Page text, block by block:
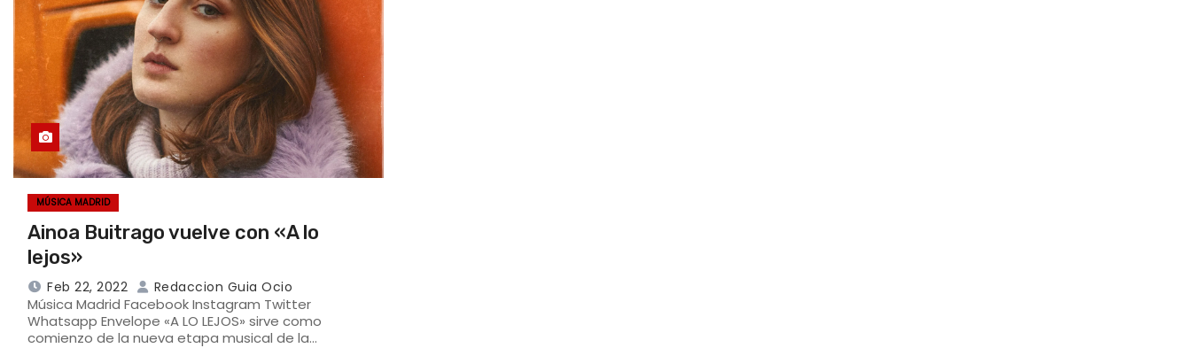
MÚSICA MADRID
Ainoa Buitrago vuelve con «A lo
lejos»
Feb 22, 2022 Redaccion Guia Ocio
Música Madrid Facebook Instagram Twitter
Whatsapp Envelope «A LO LEJOS» sirve como
comienzo de la nueva etapa musical de la…